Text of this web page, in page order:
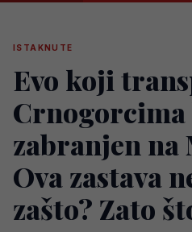
ISTAKNUTE
Evo koji
Crnogorcima
zabranjen na
Ova zastava
zašto? Zato